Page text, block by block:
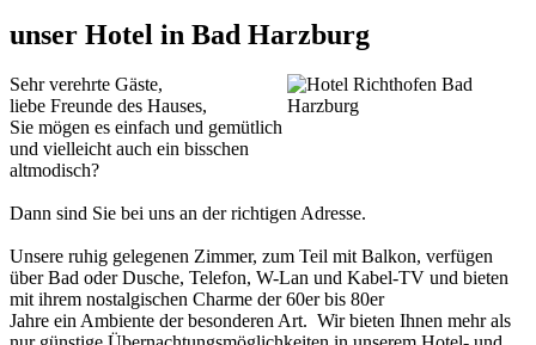
unser Hotel in Bad Harzburg
Sehr verehrte Gäste,
liebe Freunde des Hauses,
Sie mögen es einfach und gemütlich
und vielleicht auch ein bisschen
altmodisch?
Dann sind Sie bei uns an der richtigen Adresse.
Unsere ruhig gelegenen Zimmer, zum Teil mit Balkon, verfügen
über Bad oder Dusche, Telefon, W-Lan und Kabel-TV und bieten
mit ihrem nostalgischen Charme der 60er bis 80er
Jahre ein Ambiente der besonderen Art. Wir bieten Ihnen mehr als